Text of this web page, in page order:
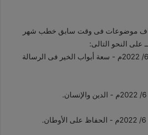
موضوعات فى وقت سابق خطب شهر
الجمعة الأولى : 3/ 6/ 2022م - سعة أبواب الخير فى الرسالة